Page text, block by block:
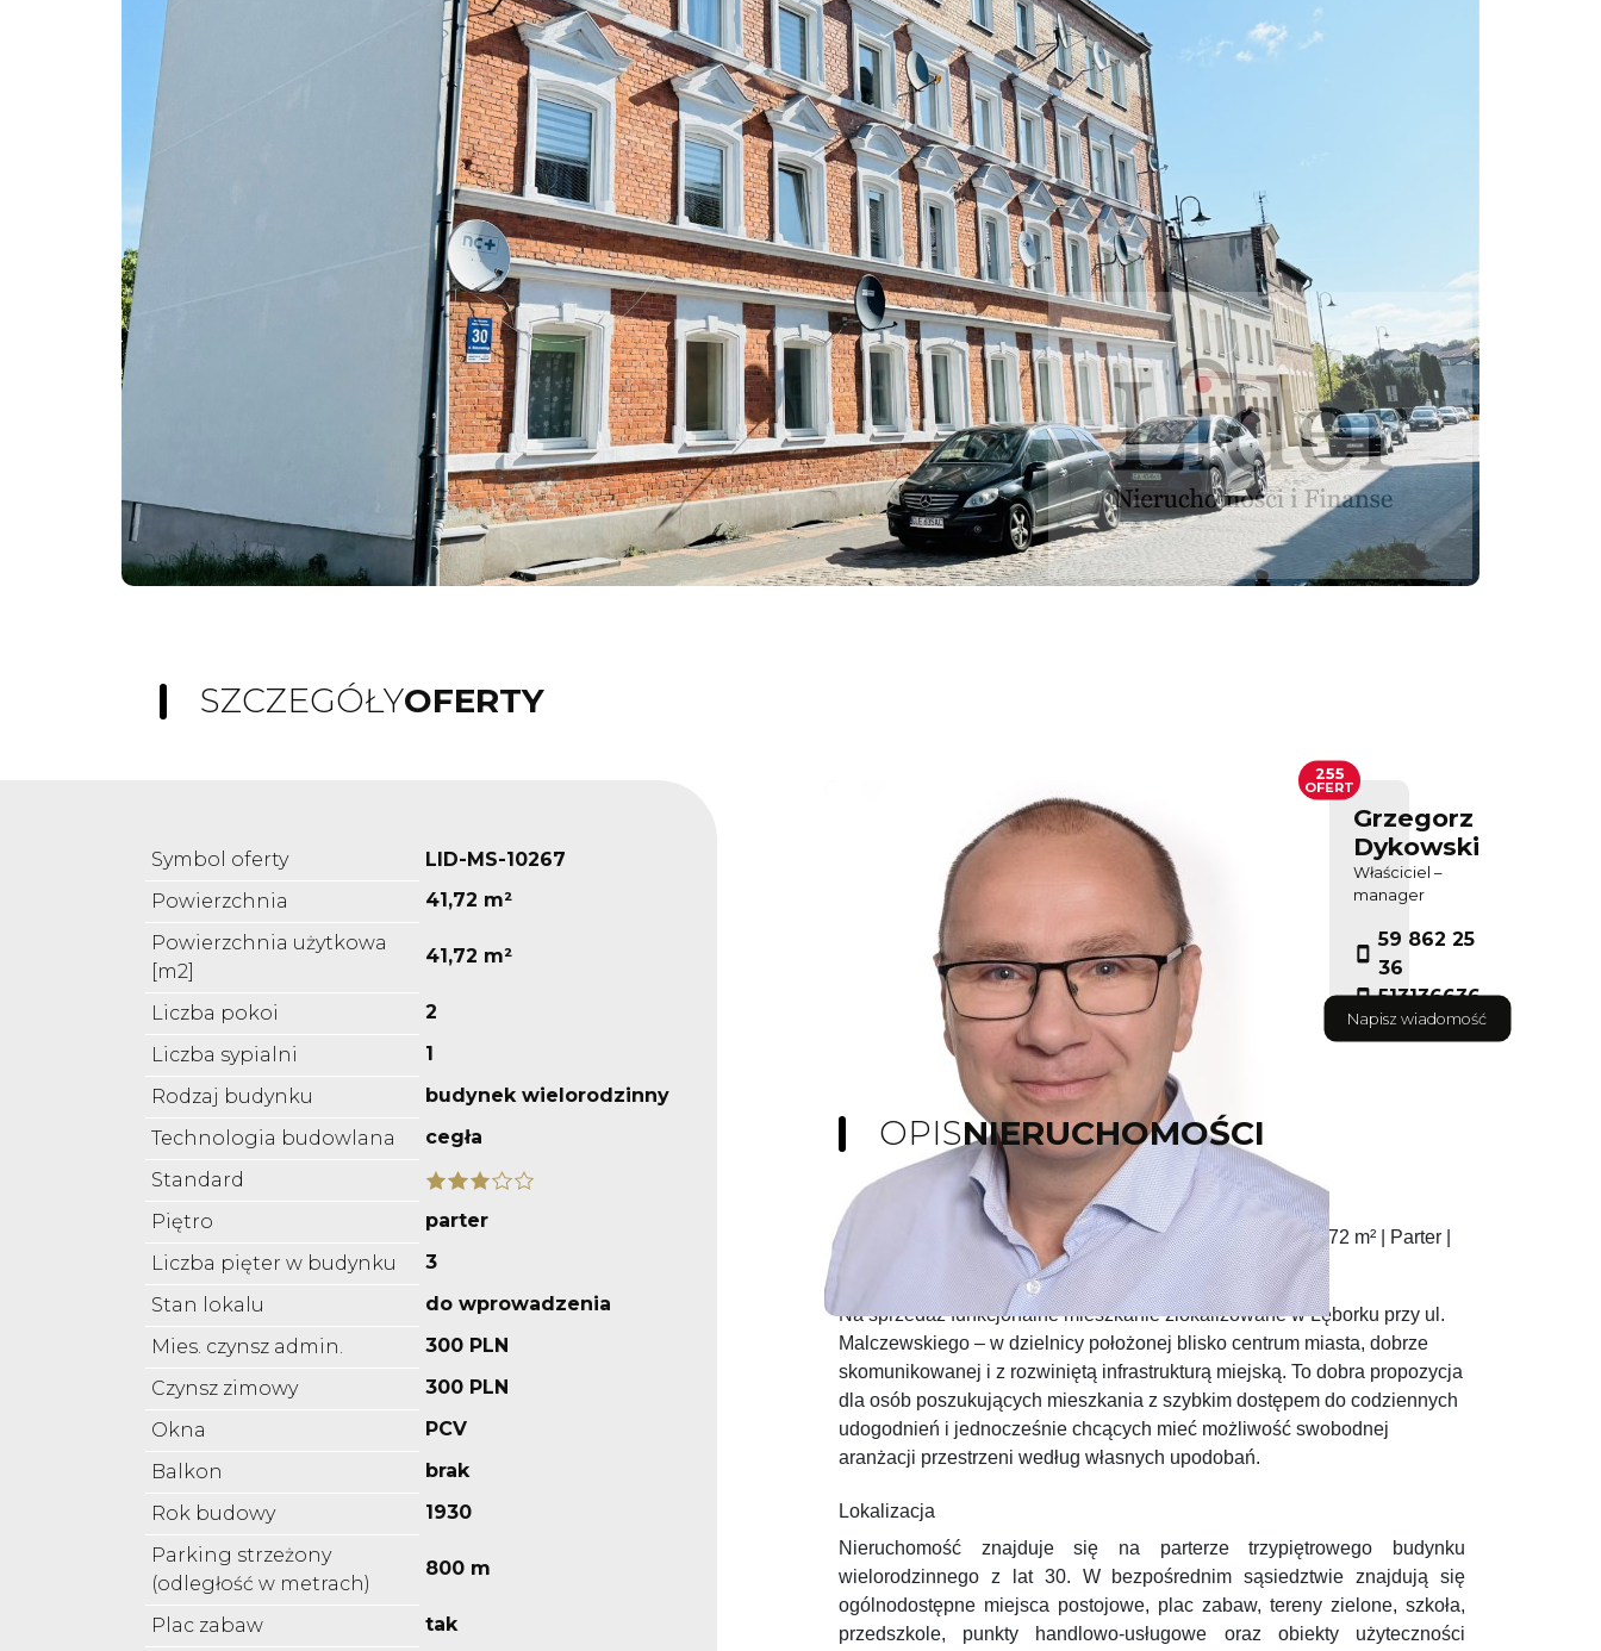
SZCZEGÓŁYOFERTY
Symbol oferty
LID-MS-10267
Powierzchnia
41,72 m²
Powierzchnia użytkowa
[m2]
41,72 m²
Liczba pokoi
2
Liczba sypialni
1
Rodzaj budynku
budynek wielorodzinny
Technologia budowlana
cegła
Standard
Piętro
parter
Liczba pięter w budynku
3
Stan lokalu
do wprowadzenia
Mies. czynsz admin.
300 PLN
Czynsz zimowy
300 PLN
Okna
PCV
Balkon
brak
Rok budowy
1930
Parking strzeżony
(odległość w metrach)
800 m
Plac zabaw
tak
Grzegorz
Dykowski
Właściciel –
manager
59 862 25
36
513136636
Napisz wiadomość
255
OFERT
OPISNIERUCHOMOŚCI
Mieszkanie na sprzedaż – Lębork, ul. Malczewskiego | 41,72 m² | Parter |
Na sprzedaż funkcjonalne mieszkanie zlokalizowane w Lęborku przy ul.
Malczewskiego – w dzielnicy położonej blisko centrum miasta, dobrze
skomunikowanej i z rozwiniętą infrastrukturą miejską. To dobra propozycja
dla osób poszukujących mieszkania z szybkim dostępem do codziennych
udogodnień i jednocześnie chcących mieć możliwość swobodnej
aranżacji przestrzeni według własnych upodobań.
Lokalizacja
Nieruchomość znajduje się na parterze trzypiętrowego budynku
wielorodzinnego z lat 30. W bezpośrednim sąsiedztwie znajdują się
ogólnodostępne miejsca postojowe, plac zabaw, tereny zielone, szkoła,
przedszkole, punkty handlowo-usługowe oraz obiekty użyteczności